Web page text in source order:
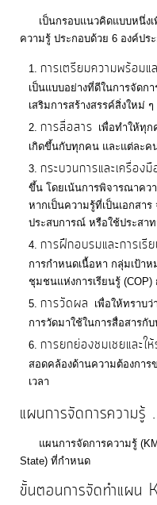
Q&A
ข้อมูล
การ
ติดต่อ
เป็นกรอบแนวคิดแบบหนึ่งเพื่
ความรู้ ประกอบด้วย 6 องค์ปร
การเตรียมความพร้อม
เป็นแบบอย่างที่ดีในการจัดก
เสริมการสร้างสรรค์สิ่งใหม่
การสื่อสาร เพื่อทำให้ทุก
เกิดขึ้นกับทุกคน และแต่ละค
กระบวนการและเครื่องมื
ขึ้น โดยเน้นการพิจารณาคว
หากเป็นความรู้ที่เป็นเอกสา
ประสบการณ์ หรือใช้ประสา
การฝึกอบรมและการเรี
การกำหนดเนื้อหา กลุ่มเป้าห
ชุมชนแห่งการเรียนรู้
การวัดผล
เพื่อให้ทราบ
การวัดมาใช้ในการสื่อสารกั
การยกย่องชมเชยและใ
สอดคล้องด้านความต้องการ
เวลา
แผนการจัดการความรู้
แผนการจัดการความรู้ (KM
State) ที่กำหนด
ขั้นตอนการจัดทำแผน